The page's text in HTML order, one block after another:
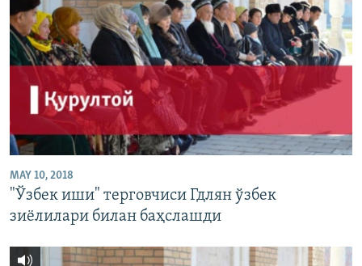
MAY 10, 2018
"Ўзбек иши" терговчиси Гдлян ўзбек
зиëлилари билан баҳслашди